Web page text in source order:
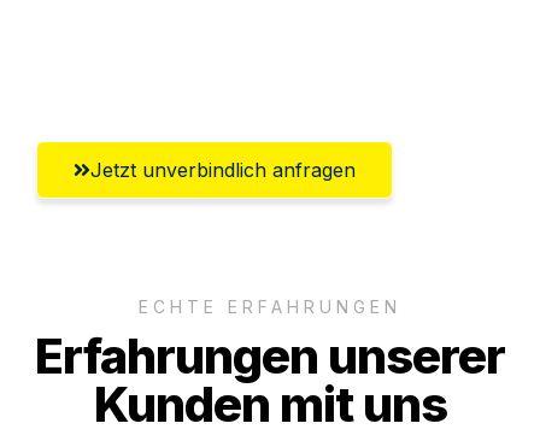
Jetzt unverbindlich anfragen
ECHTE ERFAHRUNGEN
Erfahrungen unserer
Kunden mit uns